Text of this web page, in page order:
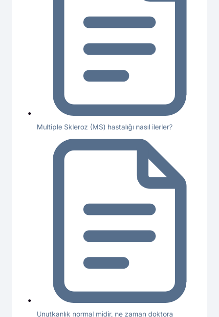
Multiple Skleroz (MS) hastalığı nasıl ilerler?
Unutkanlık normal midir, ne zaman doktora